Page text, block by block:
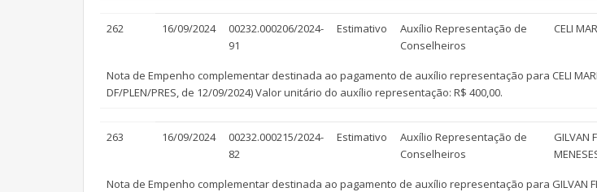
262 16/09/2024
00232.000206/2024-
91
Estimativo
Auxílio Representação de
Conselheiros
CELI
Nota de Empenho complementar destinada ao pagamento de auxílio representação para CELI
DF/PLEN/PRES, de 12/09/2024) Valor unitário do auxílio representação: R$ 400,00.
263 16/09/2024
00232.000215/2024-
82
Estimativo
Auxílio Representação de
Conselheiros
GILVAN
Nota de Empenho complementar destinada ao pagamento de auxílio representação para GILVAN